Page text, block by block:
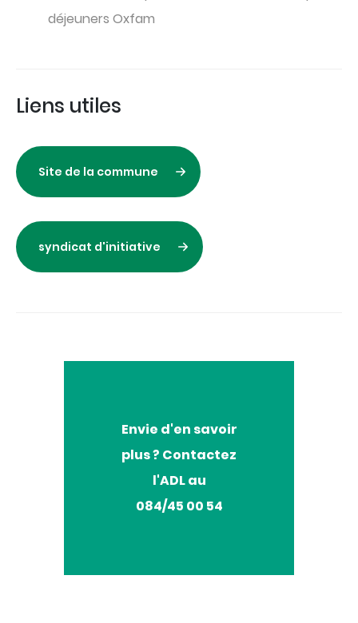
déjeuners Oxfam
Liens utiles
Site de la commune
syndicat d'initiative
d'en
savoir
Envie d'en savoir
plus ? Contactez
l'ADL au
084/45 00 54